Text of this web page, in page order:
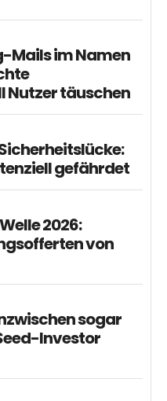
Mails im Namen
Nutzer täuschen
gefährdet
2026:
von
sogar
Investor